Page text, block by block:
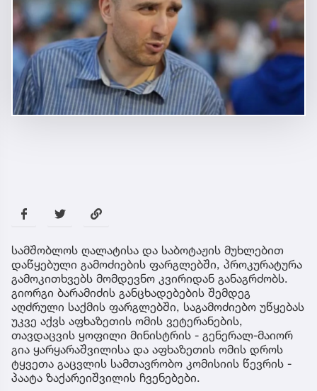
სამშობლოს ღალატისა და საბოტაჟის მუხლებით
დაწყებული გამოძიების ფარგლებში, პროკურატურა
გამოკითხვებს მომდევნო კვირიდან განაგრძობს.
გიორგი ბარამიძის განცხადებების შემდეგ
აღძრული საქმის ფარგლებში, საგამოძიებო უწყებას
უკვე აქვს აფხაზეთის ომის ვეტერანების,
თავდაცვის ყოფილი მინისტრის - გენერალ-მაიორ
გია ყარყარაშვილისა და აფხაზეთის ომის დროს
ტყვეთა გაცვლის სამთავრობო კომისიის წევრის -
პაატა ზაქარეიშვილის ჩვენებები.